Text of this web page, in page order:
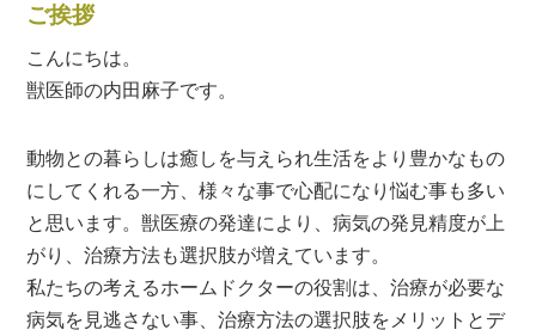
ご挨拶
こんにちは。
獣医師の内田麻子です。
動物との暮らしは癒しを与えられ生活をより豊かなもの
にしてくれる一方、様々な事で心配になり悩む事も多い
と思います。獣医療の発達により、病気の発見精度が上
がり、治療方法も選択肢が増えています。
私たちの考えるホームドクターの役割は、治療が必要な
病気を見逃さない事、治療方法の選択肢をメリットとデ